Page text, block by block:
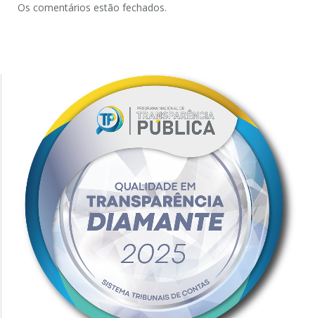
Os comentários estão fechados.